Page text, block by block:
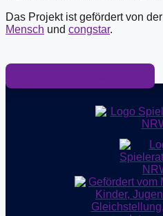
Das Projekt ist gefördert von der
Mensch und congstar.